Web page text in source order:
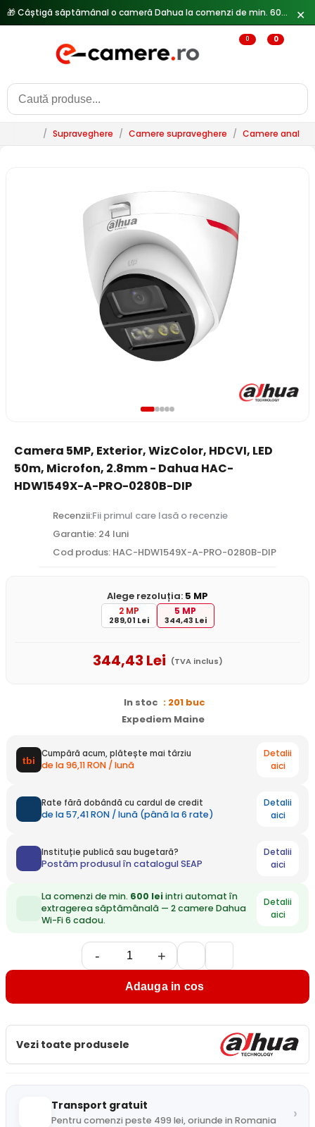
✕
0 0
/ Supraveghere / Camere supraveghere / Camere
Camera 5MP, Exterior, WizColor, HDCVI, LED
50m, Microfon, 2.8mm - Dahua HAC-
HDW1549X-A-PRO-0280B-DIP
Recenzii:Fii primul care lasă o recenzie
Garantie: 24 luni
Cod produs: HAC-HDW1549X-A-PRO-0280B-DIP
Alege rezoluția: 5 MP
2 MP
289,01 Lei
5 MP
344,43 Lei
344,43 Lei (TVA inclus)
In stoc : 201 buc
Expediem Maine
Cumpără acum, plătește mai târziu
de la 96,11 RON / lună
Detalii
aici
Rate fără dobândă cu cardul de credit
de la 57,41 RON / lună (până la 6 rate)
Detalii
aici
Instituție publică sau bugetară?
Postăm produsul în catalogul SEAP
Detalii
aici
La comenzi de min. 600 leiintri automat în
extragerea săptămânală — 2 camere Dahua
Wi-Fi 6 cadou.
Detalii
aici
- +
Adauga in cos
Vezi toate produsele
Transport gratuit
Pentru comenzi peste 499 lei, oriunde in Romania ›